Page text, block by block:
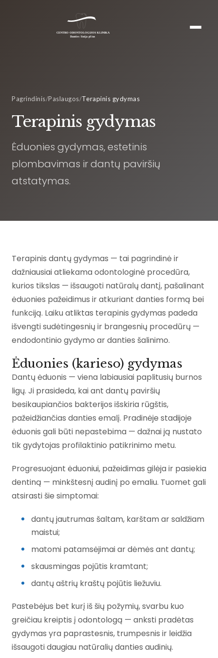
Pagrindinis/Paslaugos/Terapinis gydymas
Terapinis gydymas
Ėduonies gydymas, estetinis
plombavimas ir dantų paviršių
atstatymas.
Terapinis dantų gydymas — tai pagrindinė ir
dažniausiai atliekama odontologinė procedūra,
kurios tikslas — išsaugoti natūralų dantį, pašalinant
ėduonies pažeidimus ir atkuriant danties formą bei
funkciją. Laiku atliktas terapinis gydymas padeda
išvengti sudėtingesnių ir brangesnių procedūrų —
endodontinio gydymo ar danties šalinimo.
Ėduonies (karieso) gydymas
Dantų ėduonis — viena labiausiai paplitusių burnos
ligų. Ji prasideda, kai ant dantų paviršių
besikaupiančios bakterijos išskiria rūgštis,
pažeidžiančias danties emalį. Pradinėje stadijoje
ėduonis gali būti nepastebima — dažnai ją nustato
tik gydytojas profilaktinio patikrinimo metu.
Progresuojant ėduoniui, pažeidimas gilėja ir pasiekia
dentiną — minkštesnį audinį po emaliu. Tuomet gali
atsirasti šie simptomai:
dantų jautrumas šaltam, karštam ar saldžiam
maistui;
matomi patamsėjimai ar dėmės ant dantų;
skausmingas pojūtis kramtant;
dantų aštrių kraštų pojūtis liežuviu.
Pastebėjus bet kurį iš šių požymių, svarbu kuo
greičiau kreiptis į odontologą — anksti pradėtas
gydymas yra paprastesnis, trumpesnis ir leidžia
išsaugoti daugiau natūralių danties audinių.